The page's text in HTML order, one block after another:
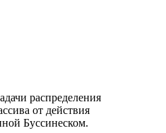
распределения
от действия
Буссинеском.